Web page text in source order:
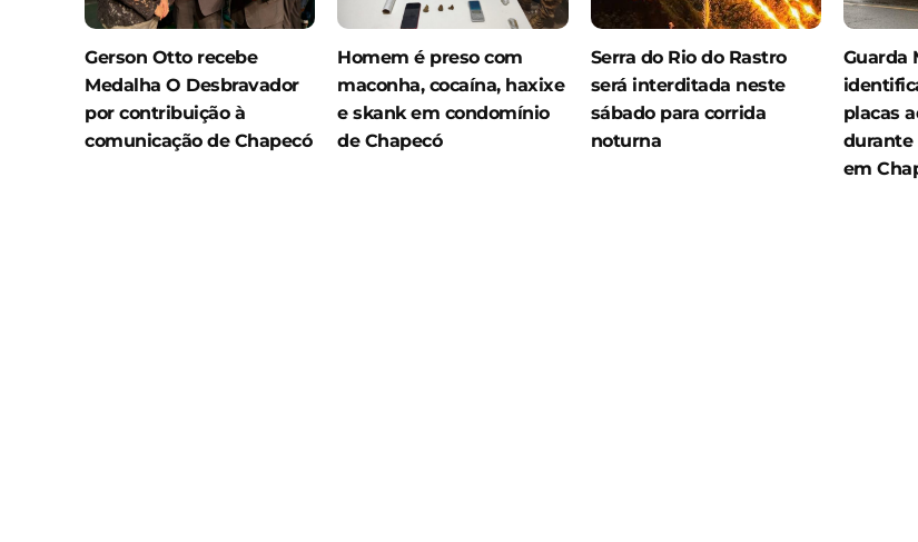
Gerson Otto recebe
Medalha O Desbravador
por contribuição à
comunicação de Chapecó
Homem é preso com
maconha, cocaína, haxixe
e skank em condomínio
de Chapecó
Serra do Rio do Rastro
será interditada neste
sábado para corrida
noturna
Guarda
placas
em